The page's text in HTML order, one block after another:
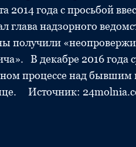
2014 года с просьбой
глава надзорного
получили
В декабре 2016 года
процессе над
Источник: